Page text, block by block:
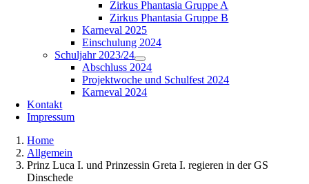
Zirkus Phantasia Gruppe A
Zirkus Phantasia Gruppe B
Karneval 2025
Einschulung 2024
Schuljahr 2023/24
Abschluss 2024
Projektwoche und Schulfest 2024
Karneval 2024
Kontakt
Impressum
Home
Allgemein
Prinz Luca I. und Prinzessin Greta I. regieren in der GS
Dinschede